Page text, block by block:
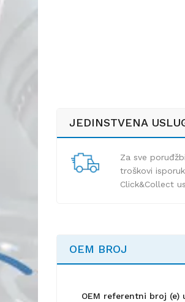
JEDINSTVENA
Za sve
troškovi
Click&Collect
OEM BROJ
OEM referentni broj